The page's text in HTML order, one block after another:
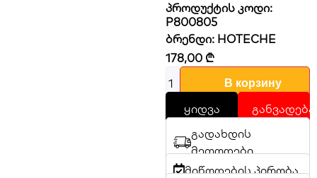
პროდუქტის კოდი:
P800805
ბრენდი: HOTECHE
178,00 ₾
В корзину
ყიდვა
განვადება
გადახდის
მეთოდები
მიწოდების პირობა